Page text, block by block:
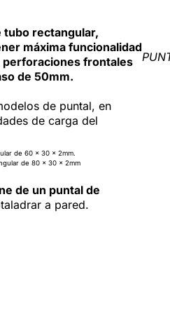
tubo rectangular,
máxima funcionalidad
frontales
de 50mm.
de puntal, en
de carga del
de 60 x 30 x 2mm.
de 80 x 30 x 2mm
de un puntal de
a pared.